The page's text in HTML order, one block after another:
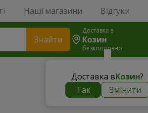
Наші магазини Відгуки
Знайти
Доставка в
Козин
безкоштовно
Доставка вКозин?
Так
Змінити